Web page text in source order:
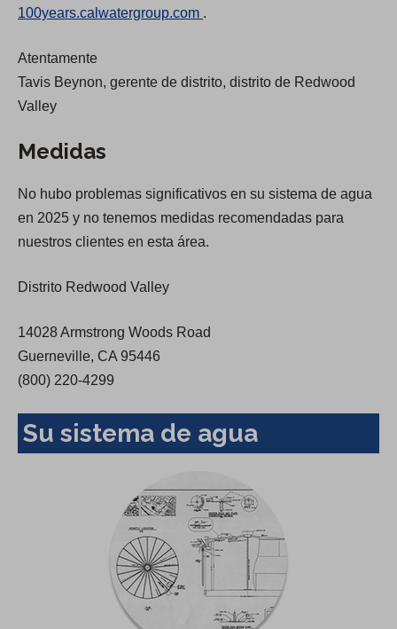
n
t
t
100years.calwatergroup.com
e
a
n
e
a
.
Atentamente
Tavis Beynon, gerente de distrito, distrito de Redwood
Valley
Medidas
No hubo problemas significativos en su sistema de agua
en 2025 y no tenemos medidas recomendadas para
nuestros clientes en esta área.
Distrito Redwood Valley
14028 Armstrong Woods Road
Guerneville, CA 95446
(800) 220-4299
Su sistema de agua